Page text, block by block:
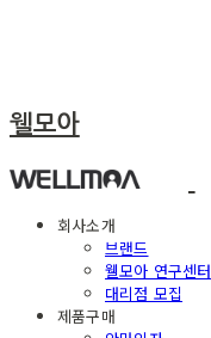
웰모아
회사소개
브랜드
웰모아 연구센터
대리점 모집
제품구매